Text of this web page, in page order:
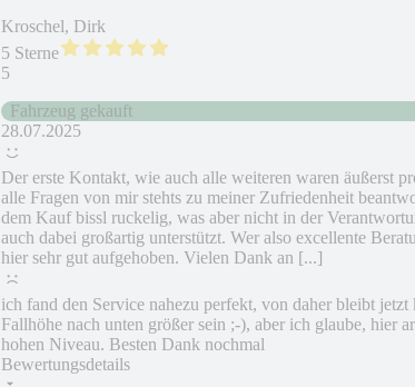
Kroschel, Dirk
5 Sterne
5
Fahrzeug gekauft
28.07.2025
Der erste Kontakt, wie auch alle weiteren waren äußerst
alle Fragen von mir stehts zu meiner Zufriedenheit
dem Kauf bissl ruckelig, was aber nicht in der
auch dabei großartig unterstützt. Wer also excellente
hier sehr gut aufgehoben. Vielen Dank an [...]
ich fand den Service nahezu perfekt, von daher bleibt
Fallhöhe nach unten größer sein ;-), aber ich glaube, hier
hohen Niveau. Besten Dank nochmal
Bewertungsdetails